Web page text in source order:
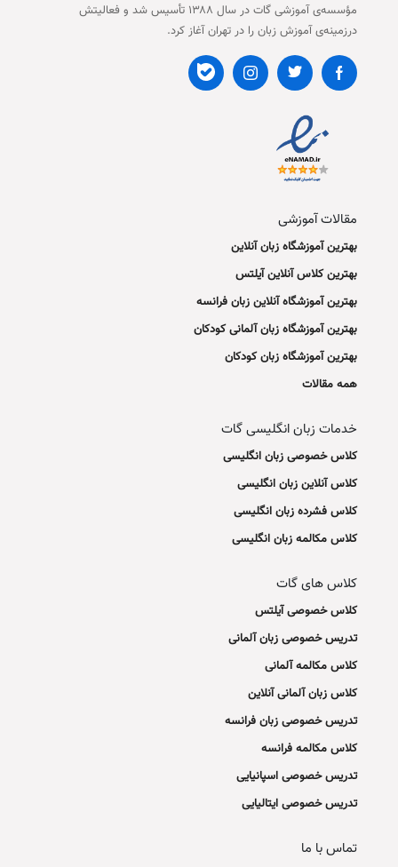
مؤسسه‌ی آموزشی گات در سال ۱۳۸۸ تأسیس شد و فعالیتش
درزمینه‌ی آموزش زبان را در تهران آغاز کرد.
مقالات آموزشی
بهترین آموزشگاه زبان آنلاین
بهترین کلاس آنلاین آیلتس
بهترین آموزشگاه آنلاین زبان فرانسه
بهترین آموزشگاه زبان آلمانی کودکان
بهترین آموزشگاه زبان کودکان
همه مقالات
خدمات زبان انگلیسی گات
کلاس خصوصی زبان انگلیسی
کلاس آنلاین زبان انگلیسی
کلاس فشرده زبان انگلیسی
کلاس مکالمه زبان انگلیسی
کلاس های گات
کلاس خصوصی آیلتس
تدریس خصوصی زبان آلمانی
کلاس مکالمه آلمانی
کلاس زبان آلمانی آنلاین
تدریس خصوصی زبان فرانسه
کلاس مکالمه فرانسه
تدریس خصوصی اسپانیایی
تدریس خصوصی ایتالیایی
تماس با ما